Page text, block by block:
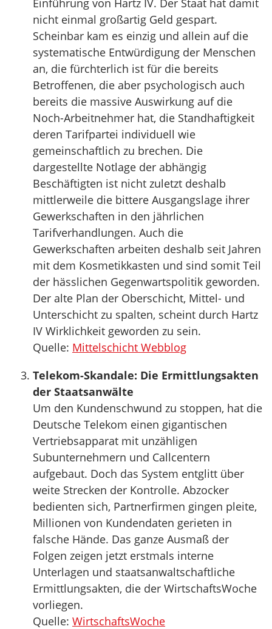
Einführung von Hartz IV. Der Staat hat damit
nicht einmal großartig Geld gespart.
Scheinbar kam es einzig und allein auf die
systematische Entwürdigung der Menschen
an, die fürchterlich ist für die bereits
Betroffenen, die aber psychologisch auch
bereits die massive Auswirkung auf die
Noch-Arbeitnehmer hat, die Standhaftigkeit
deren Tarifpartei individuell wie
gemeinschaftlich zu brechen. Die
dargestellte Notlage der abhängig
Beschäftigten ist nicht zuletzt deshalb
mittlerweile die bittere Ausgangslage ihrer
Gewerkschaften in den jährlichen
Tarifverhandlungen. Auch die
Gewerkschaften arbeiten deshalb seit Jahren
mit dem Kosmetikkasten und sind somit Teil
der hässlichen Gegenwartspolitik geworden.
Der alte Plan der Oberschicht, Mittel- und
Unterschicht zu spalten, scheint durch Hartz
IV Wirklichkeit geworden zu sein.
Quelle: Mittelschicht Webblog
Telekom-Skandale: Die Ermittlungsakten
der Staatsanwälte
Um den Kundenschwund zu stoppen, hat die
Deutsche Telekom einen gigantischen
Vertriebsapparat mit unzähligen
Subunternehmern und Callcentern
aufgebaut. Doch das System entglitt über
weite Strecken der Kontrolle. Abzocker
bedienten sich, Partnerfirmen gingen pleite,
Millionen von Kundendaten gerieten in
falsche Hände. Das ganze Ausmaß der
Folgen zeigen jetzt erstmals interne
Unterlagen und staatsanwaltschaftliche
Ermittlungsakten, die der WirtschaftsWoche
vorliegen.
Quelle: WirtschaftsWoche